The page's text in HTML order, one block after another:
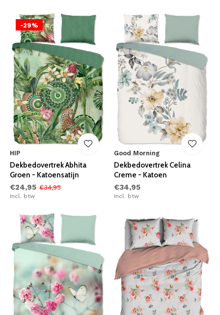
-29%
HIP
Dekbedovertrek Abhita
Groen - Katoensatijn
€24,95 €34,95
Incl. btw
Good Morning
Dekbedovertrek Celina
Creme - Katoen
€34,95
Incl. btw